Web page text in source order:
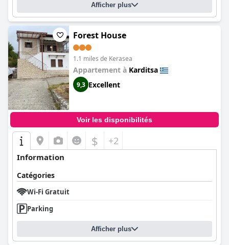
Afficher plus
Forest House
1.1 miles de Kerasea
Appartement à Karditsa
9,3 Excellent
Voir les disponibilités
$ +2
Information
Catégories
Wi-Fi Gratuit
Parking
Afficher plus